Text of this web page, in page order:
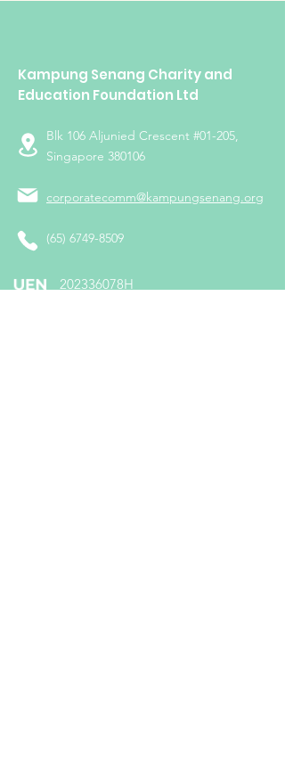
Kampung Senang Charity and
Education Foundation Ltd
Blk 106 Aljunied Crescent #01-205,
Singapore 380106
corporatecomm@kampungsenang.org
(65) 6749-8509
​202336078H